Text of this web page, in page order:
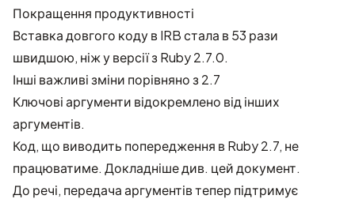
Покращення продуктивності
Вставка довгого коду в IRB стала в 53 рази
швидшою, ніж у версії з Ruby 2.7.0.
Інші важливі зміни порівняно з 2.7
Ключові аргументи відокремлено від інших
аргументів.
Код, що виводить попередження в Ruby 2.7, не
працюватиме. Докладніше див. цей документ.
До речі, передача аргументів тепер підтримує